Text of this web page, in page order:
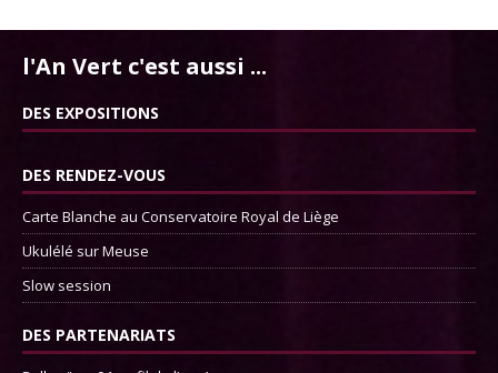
l'An Vert c'est aussi ...
DES EXPOSITIONS
DES RENDEZ-VOUS
Carte Blanche au Conservatoire Royal de Liège
Ukulélé sur Meuse
Slow session
DES PARTENARIATS